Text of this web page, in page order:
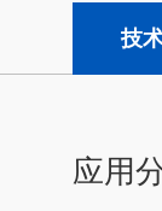
技
应用